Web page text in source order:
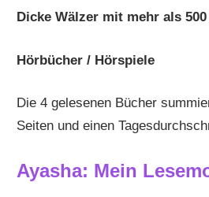
Dicke Wälzer mit mehr als
Hörbücher / Hörspiele
Die 4 gelesenen Bücher
Seiten und einen
Ayasha: Mein